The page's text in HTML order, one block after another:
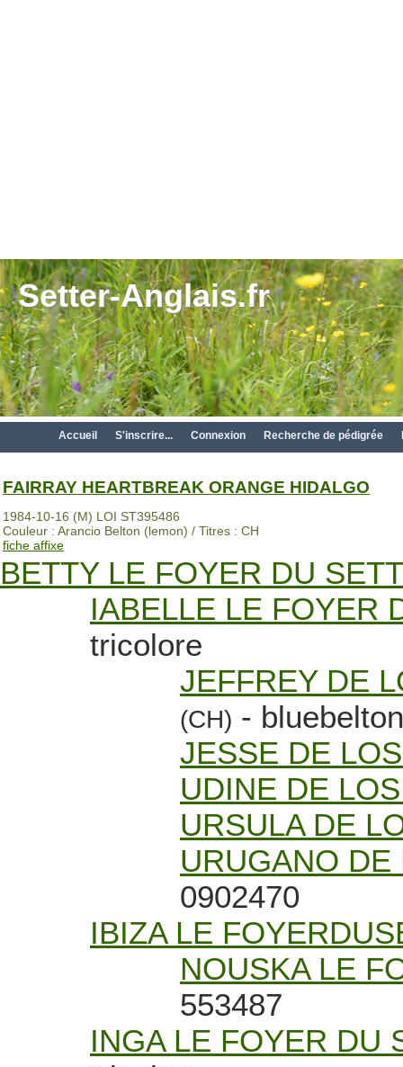
Setter-Anglais.fr
Accueil S'inscrire... Connexion Recherche de pédigrée
FAIRRAY HEARTBREAK ORANGE HIDALGO
1984-10-16 (M) LOI ST395486
Couleur : Arancio Belton (lemon) / Titres : CH
fiche affixe
BETTY LE FOYER DU
IABELLE LE FOYER
tricolore
JEFFREY DE
(CH) - bluebelton
JESSE DE
UDINE DE
URSULA DE
URUGANO
0902470
IBIZA LE
NOUSKA LE
553487
INGA LE FOYER DU